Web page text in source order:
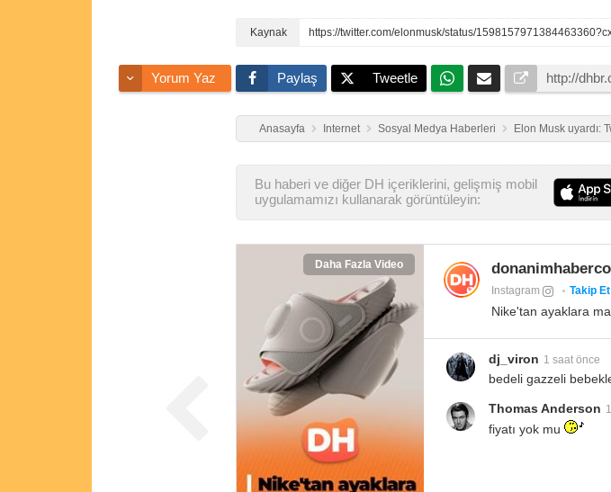
https://twitter.com/elonmusk/status/
Yorum Yaz Paylaş Tweetle
Anasayfa Internet Sosyal Medya Haberleri Elon Musk uyardı:
Bu haberi ve diğer DH içeriklerini, gelişmiş mobil
uygulamamızı kullanarak görüntüleyin:
Daha Fazla Video
Instagram Takip Et
Nike'tan ayaklara
dj_viron 1 saat önce
bedeli gazzeli
Thomas Anderson
fiyatı yok mu